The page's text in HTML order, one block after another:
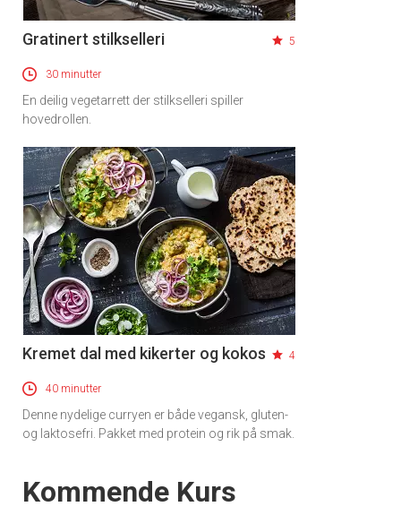
Gratinert stilkselleri 5
30 minutter
En deilig vegetarrett der stilkselleri spiller
hovedrollen.
Kremet dal med kikerter og kokos 4
40 minutter
Denne nydelige curryen er både vegansk, gluten-
og laktosefri. Pakket med protein og rik på smak.
Events
Kommende Kurs